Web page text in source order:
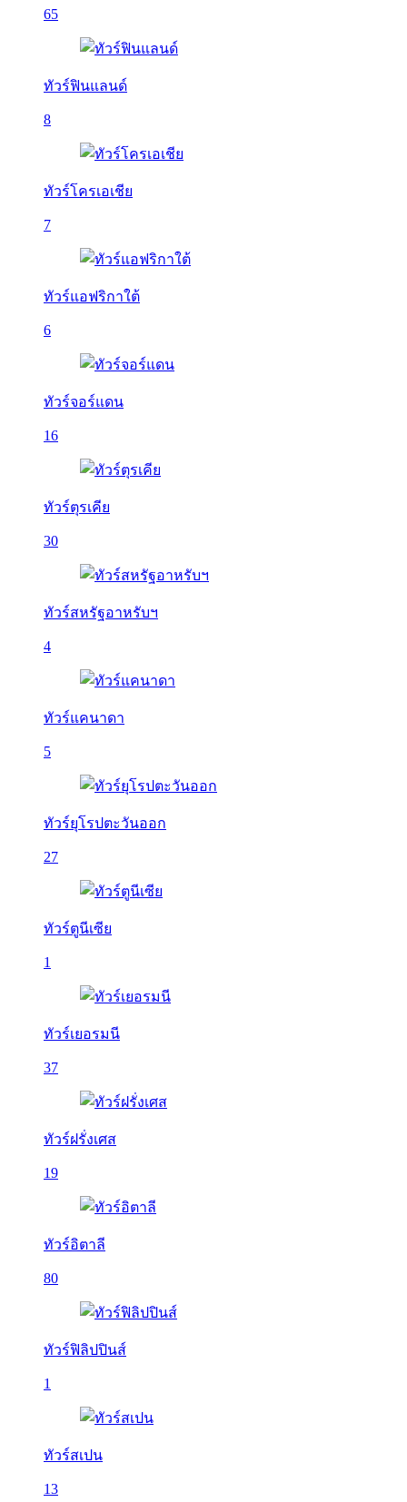
65
ทัวร์ฟินแลนด์
8
ทัวร์โครเอเชีย
7
ทัวร์แอฟริกาใต้
6
ทัวร์จอร์แดน
16
ทัวร์ตุรเคีย
30
ทัวร์สหรัฐอาหรับฯ
4
ทัวร์แคนาดา
5
ทัวร์ยุโรปตะวันออก
27
ทัวร์ตูนีเซีย
1
ทัวร์เยอรมนี
37
ทัวร์ฝรั่งเศส
19
ทัวร์อิตาลี
80
ทัวร์ฟิลิปปินส์
1
ทัวร์สเปน
13